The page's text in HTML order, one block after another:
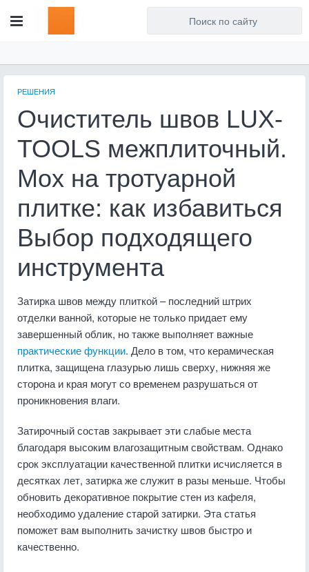
РЕШЕНИЯ
Очиститель швов LUX-
TOOLS межплиточный.
Мох на тротуарной
плитке: как избавиться
Выбор подходящего
инструмента
Затирка швов между плиткой – последний штрих
отделки ванной, которые не только придает ему
завершенный облик, но также выполняет важные
практические функции. Дело в том, что керамическая
плитка, защищена глазурью лишь сверху, нижняя же
сторона и края могут со временем разрушаться от
проникновения влаги.
Затирочный состав закрывает эти слабые места
благодаря высоким влагозащитным свойствам. Однако
срок эксплуатации качественной плитки исчисляется в
десятках лет, затирка же служит в разы меньше. Чтобы
обновить декоративное покрытие стен из кафеля,
необходимо удаление старой затирки. Эта статья
поможет вам выполнить зачистку швов быстро и
качественно.
Для любых предложений по
сайту: artist71@cp9.ru